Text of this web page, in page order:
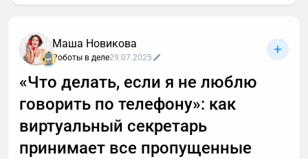
Маша Новикова
Роботы в деле29.07.2025
«Что делать, если я не люблю
говорить по телефону»: как
виртуальный секретарь
принимает все пропущенные